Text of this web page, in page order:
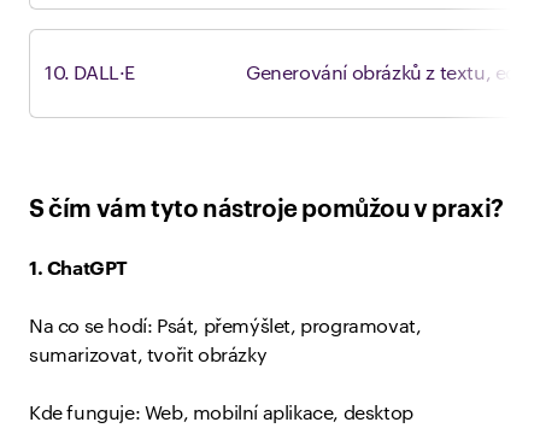
10. DALL·E Generování obrázků z textu,
S čím vám tyto nástroje pomůžou v praxi?
1. ChatGPT
Na co se hodí: Psát, přemýšlet, programovat,
sumarizovat, tvořit obrázky
Kde funguje: Web, mobilní aplikace, desktop